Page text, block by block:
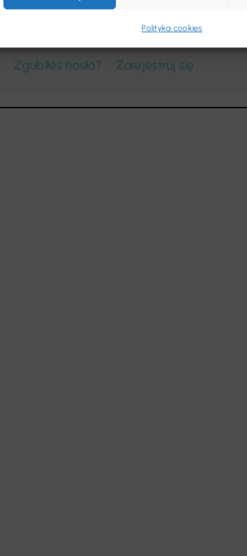
Polityka cookies
Zgubiłeś hasło? Zarejestruj się